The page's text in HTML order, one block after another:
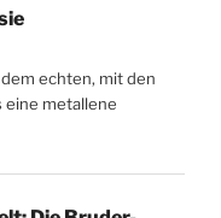
echten, mit den
eine metallene